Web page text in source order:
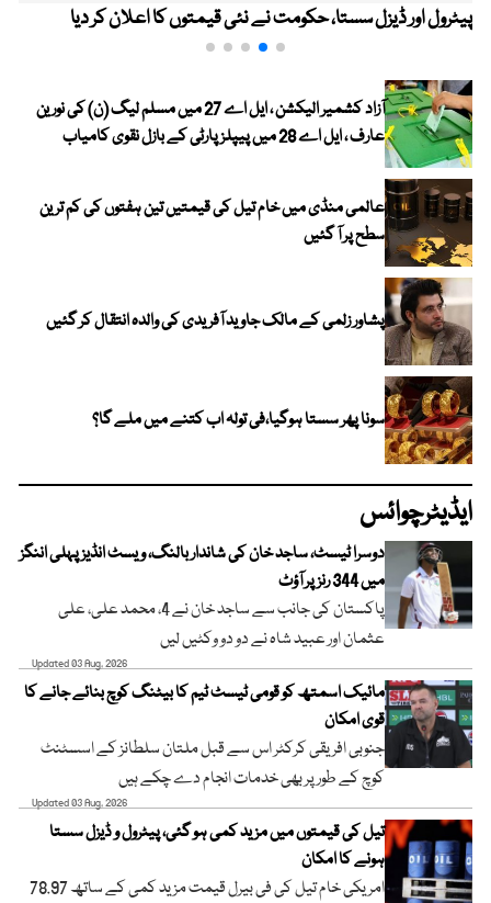
پیٹرول اور ڈیزل سستا، حکومت نے نئی قیمتوں کا اعلان کر دیا
آزاد کشمیر الیکشن ، ایل اے 27 میں مسلم لیگ (ن) کی نورین
عارف ، ایل اے 28 میں پیپلز پارٹی کے بازل نقوی کامیاب
عالمی منڈی میں خام تیل کی قیمتیں تین ہفتوں کی کم ترین
سطح پر آ گئیں
پشاور زلمی کے مالک جاوید آفریدی کی والدہ انتقال کر گئیں
سونا پھر سستا ہوگیا،فی تولہ اب کتنے میں ملے گا؟
ایڈیٹرچوائس
دوسرا ٹیسٹ، ساجد خان کی شاندار بالنگ، ویسٹ انڈیز پہلی اننگز
میں 344 رنز پر آؤٹ
پاکستان کی جانب سے ساجد خان نے 4، محمد علی، علی
عثمان اور عبید شاہ نے دو دو وکٹیں لیں
Updated 03 Aug, 2026
مائیک اسمتھ کو قومی ٹیسٹ ٹیم کا بیٹنگ کوچ بنائے جانے کا
قوی امکان
جنوبی افریقی کرکٹر اس سے قبل ملتان سلطانز کے اسسٹنٹ
کوچ کے طور پر بھی خدمات انجام دے چکے ہیں
Updated 03 Aug, 2026
تیل کی قیمتوں میں مزید کمی ہو گئی، پیٹرول و ڈیزل سستا
ہونے کا امکان
امریکی خام تیل کی فی بیرل قیمت مزید کمی کے ساتھ 78.97